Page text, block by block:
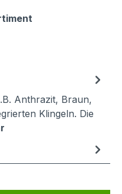
Anthrazit, Braun,
Klingeln. Die